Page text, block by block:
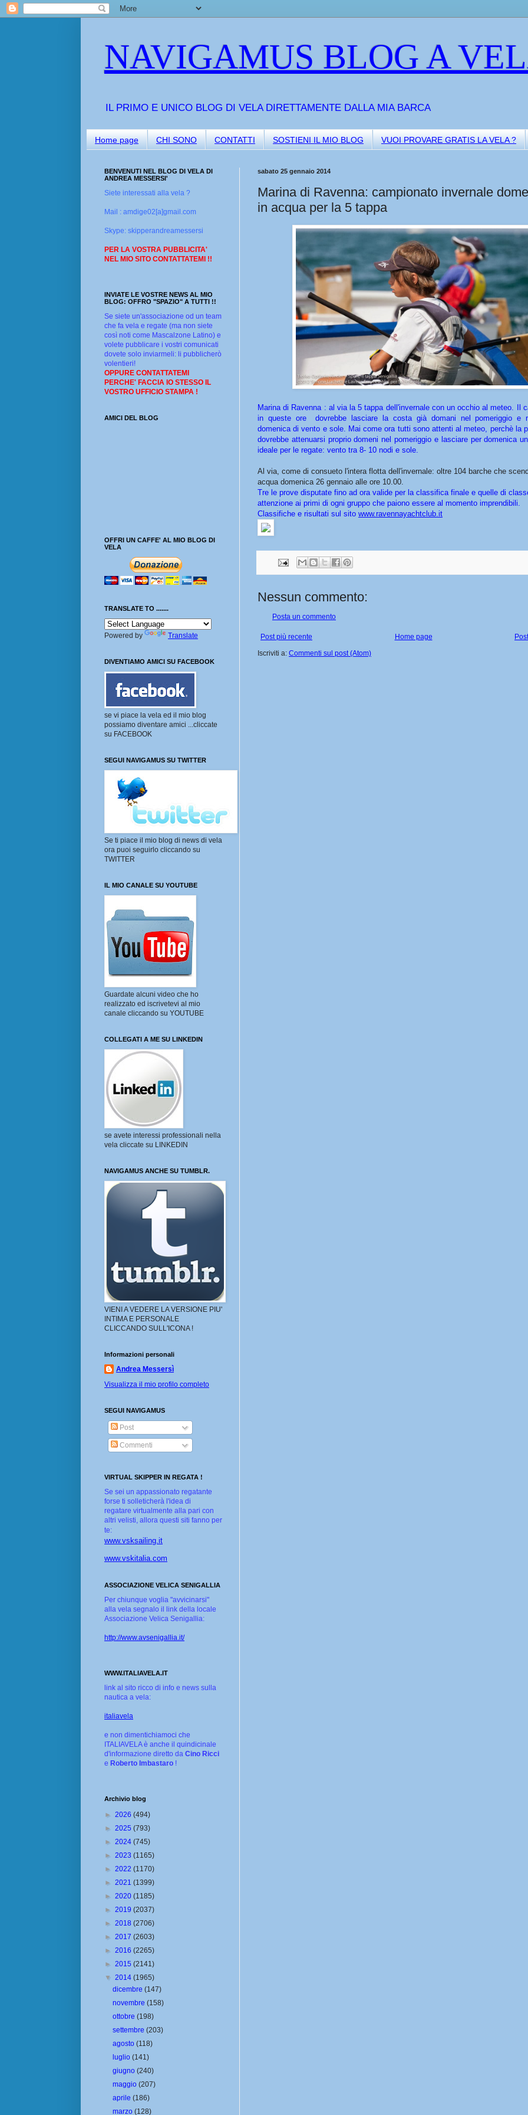
NAVIGAMUS BLOG A
IL PRIMO E UNICO BLOG DI VELA DIRETTAMENTE DALLA MIA BARCA
Home page CHI SONO CONTATTI SOSTIENI IL MIO BLOG VUOI PROVARE GRATIS LA VELA ?
sabato 25 gennaio 2014
Marina di Ravenna: campionato invernale
in acqua per la 5 tappa
Marina di Ravenna : al via la 5 tappa dell'invernale con un occhio al meteo. Il
in queste ore dovrebbe lasciare la costa già domani nel pomeriggio e
domenica di vento e sole. Mai come ora tutti sono attenti al meteo, perchè la
dovrebbe attenuarsi proprio domeni nel pomeriggio e lasciare per domenica
ideale per le regate: vento tra 8- 10 nodi e sole.
Al via, come di consueto l'intera flotta dell'invernale: oltre 104 barche che
acqua domenica 26 gennaio alle ore 10.00.
Tre le prove disputate fino ad ora valide per la classifica finale e quelle di
attenzione ai primi di ogni gruppo che paiono essere al momento imprendibili.
Classifiche e risultati sul sito www.ravennayachtclub.it
Nessun commento:
Posta un commento
Post più recente
Home page
Iscriviti a: Commenti sul post (Atom)
BENVENUTI NEL BLOG DI VELA DI
ANDREA MESSERSI'
Siete interessati alla vela ?
Mail : amdige02[a]gmail.com
Skype: skipperandreamessersi
PER LA VOSTRA PUBBLICITA'
NEL MIO SITO CONTATTATEMI !!
INVIATE LE VOSTRE NEWS AL MIO
BLOG: OFFRO "SPAZIO" A TUTTI !!
Se siete un'associazione od un team
che fa vela e regate (ma non siete
così noti come Mascalzone Latino) e
volete pubblicare i vostri comunicati
dovete solo inviarmeli: li pubblicherò
volentieri!
OPPURE CONTATTATEMI
PERCHE' FACCIA IO STESSO IL
VOSTRO UFFICIO STAMPA !
AMICI DEL BLOG
OFFRI UN CAFFE' AL MIO BLOG DI
VELA
TRANSLATE TO .......
Powered by Translate
DIVENTIAMO AMICI SU FACEBOOK
se vi piace la vela ed il mio blog
possiamo diventare amici ...cliccate
su FACEBOOK
SEGUI NAVIGAMUS SU TWITTER
Se ti piace il mio blog di news di vela
ora puoi seguirlo cliccando su
TWITTER
IL MIO CANALE SU YOUTUBE
Guardate alcuni video che ho
realizzato ed iscrivetevi al mio
canale cliccando su YOUTUBE
COLLEGATI A ME SU LINKEDIN
se avete interessi professionali nella
vela cliccate su LINKEDIN
NAVIGAMUS ANCHE SU TUMBLR.
VIENI A VEDERE LA VERSIONE PIU'
INTIMA E PERSONALE
CLICCANDO SULL'ICONA !
Informazioni personali
Andrea Messersì
Visualizza il mio profilo completo
SEGUI NAVIGAMUS
Post
Commenti
VIRTUAL SKIPPER IN REGATA !
Se sei un appassionato regatante
forse ti solleticherà l'idea di
regatare virtualmente alla pari con
altri velisti, allora questi siti fanno per
te:
www.vsksailing.it
www.vskitalia.com
ASSOCIAZIONE VELICA SENIGALLIA
Per chiunque voglia "avvicinarsi"
alla vela segnalo il link della locale
Associazione Velica Senigallia:
http://www.avsenigallia.it/
WWW.ITALIAVELA.IT
link al sito ricco di info e news sulla
nautica a vela:
italiavela
e non dimentichiamoci che
ITALIAVELA è anche il quindicinale
d'informazione diretto da Cino Ricci
e Roberto Imbastaro !
Archivio blog
► 2026 (494)
► 2025 (793)
► 2024 (745)
► 2023 (1165)
► 2022 (1170)
► 2021 (1399)
► 2020 (1185)
► 2019 (2037)
► 2018 (2706)
► 2017 (2603)
► 2016 (2265)
► 2015 (2141)
▼ 2014 (1965)
dicembre(147)
novembre(158)
ottobre(198)
settembre(203)
agosto(118)
luglio(141)
giugno(240)
maggio(207)
aprile(186)
marzo(128)